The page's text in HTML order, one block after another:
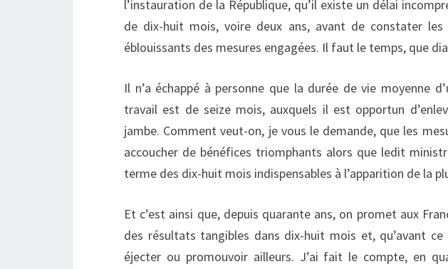
l’instauration de la République, qu’il existe un délai
de dix-huit mois, voire deux ans, avant de constater
éblouissants des mesures engagées. Il faut le temps, que
Il n’a échappé à personne que la durée de vie moyenne
travail est de seize mois, auxquels il est opportun
jambe. Comment veut-on, je vous le demande, que les
accoucher de bénéfices triomphants alors que ledit
terme des dix-huit mois indispensables à l’apparition de la
Et c’est ainsi que, depuis quarante ans, on promet aux
des résultats tangibles dans dix-huit mois et, qu’avant
éjecter ou promouvoir ailleurs. J’ai fait le compte, en